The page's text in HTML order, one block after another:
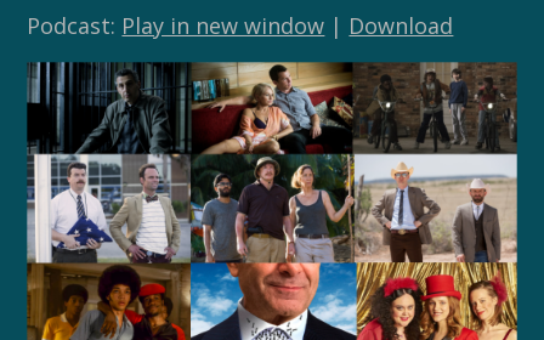
Podcast: Play in new window | Download